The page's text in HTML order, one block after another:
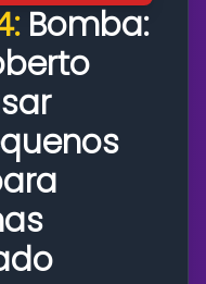
Bomba: